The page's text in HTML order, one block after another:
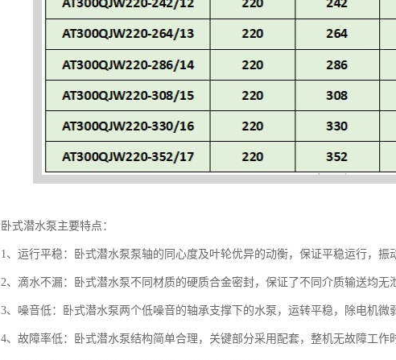
卧式潜水泵主要特点：
1、运行平稳：卧式潜水泵泵轴的同心度及叶轮优异的动衡，保证平稳运行，振
2、滴水不漏：卧式潜水泵不同材质的硬质合金密封，保证了不同介质输送均无
3、噪音低：卧式潜水泵两个低噪音的轴承支撑下的水泵，运转平稳，除电机微
4、故障率低：卧式潜水泵结构简单合理，关键部分采用配套，整机无故障工作